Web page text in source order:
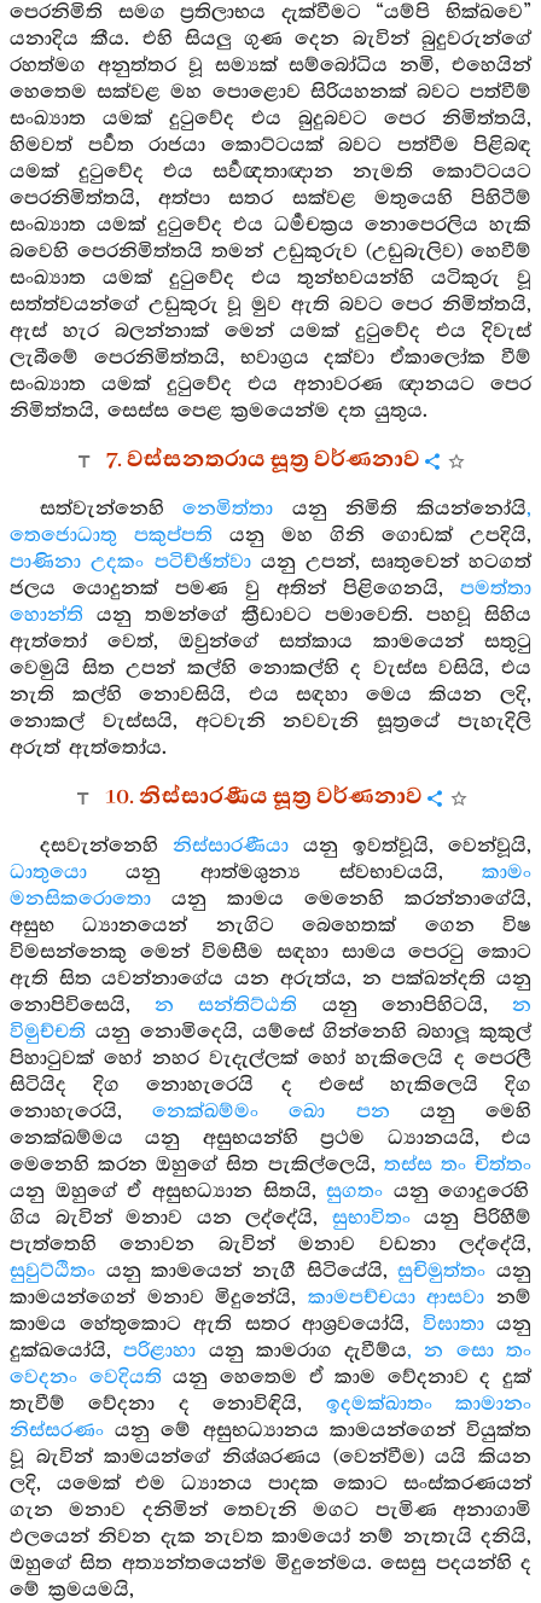
පෙරනිමිති සමග ප්‍රතිලාභය දැක්වීමට “යම්පි භික්ඛවෙ”
යනාදිය කීය. එහි සියලු ගුණ දෙන බැවින් බුදුවරුන්ගේ
රහත්මග අනුත්තර වූ සම්‍යක් සම්බෝධිය නමි, එහෙයින්
හෙතෙම සක්වළ මහ පොළොව සිරියහනක් බවට පත්වීම්
සංඛ්‍යාත යමක් දුටුවේද එය බුදුබවට පෙර නිමිත්තයි,
හිමවත් පර්‍වත රාජයා කොට්ටයක් බවට පත්වීම පිළිබඳ
යමක් දුටුවේද එය සර්‍වඥතාඥාන නැමති කොට්ටයට
පෙරනිමිත්තයි, අත්පා සතර සක්වළ මතුයෙහි පිහිටීම්
සංඛ්‍යාත යමක් දුටුවේද එය ධර්‍මචක්‍රය නොපෙරලිය හැකි
බවෙහි පෙරනිමිත්තයි තමන් උඩුකුරුව (උඩුබැලිව) හෙවීම්
සංඛ්‍යාත යමක් දුටුවේද එය තුන්භවයන්හි යටිකුරු වූ
සත්ත්වයන්ගේ උඩුකුරු වූ මුව ඇති බවට පෙර නිමිත්තයි,
ඇස් හැර බලන්නාක් මෙන් යමක් දුටුවේද එය දිවැස්
ලැබීමේ පෙරනිමිත්තයි, භවාග්‍රය දක්වා ඒකාලෝක වීම්
සංඛ්‍යාත යමක් දුටුවේද එය අනාවරණ ඥානයට පෙර
නිමිත්තයි, සෙස්ස පෙළ ක්‍රමයෙන්ම දත යුතුය.
7. වස්සනතරාය සූත්‍ර වර්ණනාව
සත්වැන්නෙහිනෙමිත්තා යනු නිමිති කියන්නෝයි,
තෙජොධාතු පකුප්පති යනු මහ ගිනි ගොඩක් උපදියි,
පාණිනා උදකං පටිච්ඡිත්වායනු උපන්, සෘතුවෙන් හටගත්
ජලය යොදුනක් පමණ වු අතින් පිළිගෙනයි, පමත්තා
හොන්ති යනු තමන්ගේ ක්‍රීඩාවට පමාවෙති. පහවූ සිහිය
ඇත්තෝ වෙත්, ඔවුන්ගේ සත්කාය කාමයෙන් සතුටු
වෙමුයි සිත උපන් කල්හි නොකල්හි ද වැස්ස වසියි, එය
නැති කල්හි නොවසියි, එය සඳහා මෙය කියන ලදි,
නොකල් වැස්සයි, අටවැනි නවවැනි සූත්‍රයේ පැහැදිලි
අරුත් ඇත්තෝය.
10. නිස්සාරණීය සූත්‍ර වර්ණනාව
දසවැන්නෙහි නිස්සාරණීයායනු ඉවත්වූයි, වෙන්වූයි,
ධාතුයොයනු ආත්මශුන්‍ය ස්වභාවයයි, කාමං
මනසිකරොතො යනු කාමය මෙනෙහි කරන්නාගේයි,
අසුභ ධ්‍යානයෙන් නැගිට බෙහෙතක් ගෙන විෂ
විමසන්නෙකු මෙන් විමසීම සඳහා සාමය පෙරටු කොට
ඇති සිත යවන්නාගේය යන අරුත්ය, න පක්ඛන්දති යනු
නොපිවිසෙයි,න සන්තිට්ඨති යනු නොපිහිටයි,න
විමුච්චති යනු නොමිදෙයි, යම්සේ ගින්නෙහි බහාලූ කුකුල්
පිහාටුවක් හෝ නහර වැදැල්ලක් හෝ හැකිලෙයි ද පෙරලී
සිටියිද දිග නොහැරෙයි ද එසේ හැකිලෙයි දිග
නොහැරෙයි,නෙක්ඛම්මං ඛො පන යනු මෙහි
නෙක්ඛම්මය යනු අසුභයන්හි ප්‍රථම ධ්‍යානයයි, එය
මෙනෙහි කරන ඔහුගේ සිත පැකිල්ලෙයි, තස්ස තං චිත්තං
යනු ඔහුගේ ඒ අසුභධ්‍යාන සිතයි,සුගතං යනු ගොදුරෙහි
ගිය බැවින් මනාව යන ලද්දේයි, සුභාවිතංයනු පිරිහීම්
පැත්තෙහි නොවන බැවින් මනාව වඩනා ලද්දේයි,
සුවුට්ඨිතං යනු කාමයෙන් නැගී සිටියේයි,සුචිමුත්තං යනු
කාමයන්ගෙන් මනාව මිදුනේයි, කාමපච්චයා ආසවා නම්
කාමය හේතුකොට ඇති සතර ආශ්‍රවයෝයි, විඝාතායනු
දුක්ඛයෝයි,පරිළාහා යනු කාමරාග දැවීම්ය, න සො තං
වෙදනං වෙදියති යනු හෙතෙම ඒ කාම වේදනාව ද දුක්
තැවීම් වේදනා ද නොවිඳියි, ඉදමක්ඛාතං කාමානං
නිස්සරණං යනු මේ අසුභධ්‍යානය කාමයන්ගෙන් වියුක්ත
වූ බැවින් කාමයන්ගේ නිශ්ශරණය (වෙන්වීම) යයි කියන
ලදි, යමෙක් එම ධ්‍යානය පාදක කොට සංස්කරණයන්
ගැන මනාව දනිමින් තෙවැනි මගට පැමිණ අනාගාමි
ඵලයෙන් නිවන දැක නැවත කාමයෝ නම් නැතැයි දනියි,
ඔහුගේ සිත අත්‍යන්තයෙන්ම මිදුනේමය. සෙසු පදයන්හි ද
මේ ක්‍රමයමයි,